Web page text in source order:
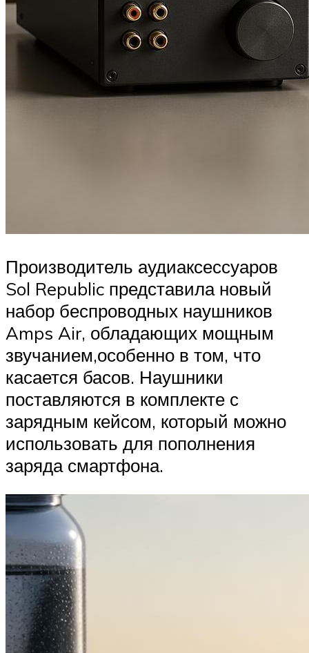
Производитель аудиаксессуаров
Sol Republic представила новый
набор беспроводных наушников
Amps Air, обладающих мощным
звучанием,особенно в том, что
касается басов. Наушники
поставляются в комплекте с
зарядным кейсом, который можно
использовать для пополнения
заряда смартфона.